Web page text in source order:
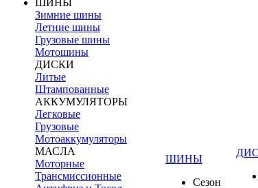
Зимние шины
Летние шины
Грузовые шины
Мотошины
ДИСКИ
Литые
Штампованные
АККУМУЛЯТОРЫ
Легковые
Грузовые
Мотоаккумуляторы
МАСЛА
Моторные
Трансмиссионные
ШИНЫ
Сезон